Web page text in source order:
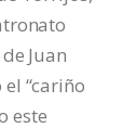
Juan
“cariño
este